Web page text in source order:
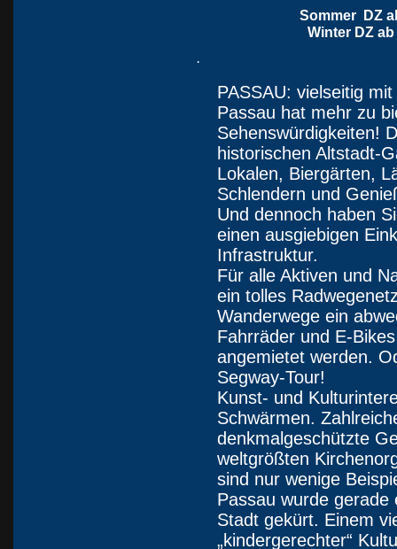
Sommer DZ
Winter DZ
·
PASSAU: vielseitig mit
Passau hat mehr zu
Sehenswürdigkeiten!
historischen Altstadt-
Lokalen, Biergärten,
Schlendern und
Und dennoch haben
einen ausgiebigen
Infrastruktur.
Für alle Aktiven und
ein tolles
Wanderwege ein
Fahrräder und E-
angemietet werden.
Segway-Tour!
Kunst- und
Schwärmen.
denkmalgeschützte
weltgrößten
sind nur wenige
Passau wurde
Stadt gekürt. Einem
„kindergerechter“